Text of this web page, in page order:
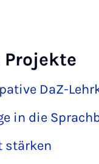
DaZ-
in die
stärken